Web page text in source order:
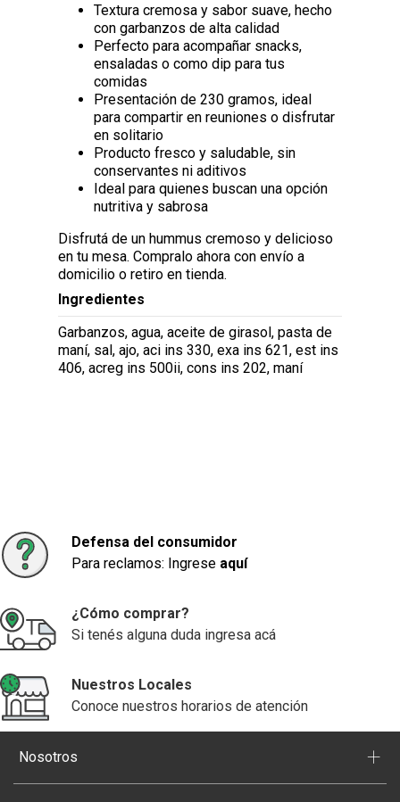
Textura cremosa y sabor suave, hecho
con garbanzos de alta calidad
Perfecto para acompañar snacks,
ensaladas o como dip para tus
comidas
Presentación de 230 gramos, ideal
para compartir en reuniones o disfrutar
en solitario
Producto fresco y saludable, sin
conservantes ni aditivos
Ideal para quienes buscan una opción
nutritiva y sabrosa
Disfrutá de un hummus cremoso y delicioso
en tu mesa. Compralo ahora con envío a
domicilio o retiro en tienda.
Ingredientes
Garbanzos, agua, aceite de girasol, pasta de
maní, sal, ajo, aci ins 330, exa ins 621, est ins
406, acreg ins 500ii, cons ins 202, maní
Defensa del consumidor
Para reclamos: Ingrese aquí
¿Cómo comprar?
Si tenés alguna duda ingresa acá
Nuestros Locales
Conoce nuestros horarios de atención
Nosotros +